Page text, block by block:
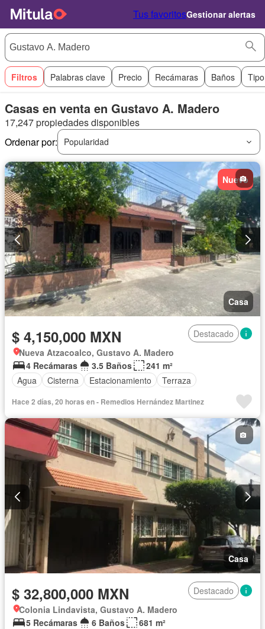
Tus favoritosGestionar alertas
Filtros Palabras clave Precio Recámaras Baños
Casas en venta en Gustavo A. Madero
17,247 propiedades disponibles
Ordenar por:
Popularidad
Nuevo
Casa
$ 4,150,000 MXN
Destacado
Nueva Atzacoalco, Gustavo A. Madero
4 Recámaras
3.5 Baños
241 m²
Agua
Cisterna Estacionamiento Terraza
Hace 2 días, 20 horas en - Remedios Hernández Martinez
Casa
$ 32,800,000 MXN
Destacado
Colonia Lindavista, Gustavo A. Madero
5 Recámaras
6 Baños
681 m²